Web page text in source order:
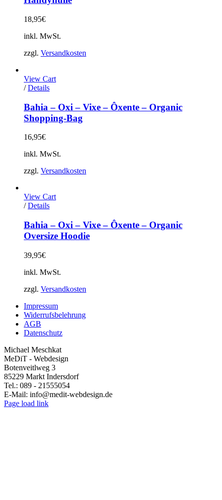
Varianten
Die
Optionen
können
auf
der
gewählt
werden
18,95€
inkl. MwSt.
zzgl. Versandkosten
View Cart
Dieses
weist
mehrere
Varianten
Die
Optionen
können
auf
der
gewählt
werden
/ Details
Bahia – Oxi – Vixe – Ôxente – Organic
Shopping-Bag
16,95€
inkl. MwSt.
zzgl. Versandkosten
View Cart
Dieses
weist
mehrere
Varianten
Die
Optionen
können
der
Produktseite
gewählt
werden
/ Details
Bahia – Oxi – Vixe – Ôxente – Organic
Oversize Hoodie
39,95€
inkl. MwSt.
zzgl. Versandkosten
Impressum
Widerrufsbelehrung
AGB
Datenschutz
Michael Meschkat
MeDiT - Webdesign
Botenveitlweg 3
85229 Markt Indersdorf
Tel.: 089 - 21555054
E-Mail: info@medit-webdesign.de
Page load link